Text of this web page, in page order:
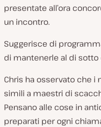
presentate all’ora
un incontro.
Suggerisce di
di mantenerle al di sotto
Chris ha osservato che
simili a maestri di
Pensano alle cose in
preparati per ogni